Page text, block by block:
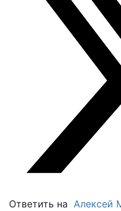
Ответить на Алексей